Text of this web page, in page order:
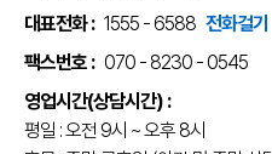
대표전화 : 1555 - 6588 전화걸기
팩스번호 : 070 - 8230 - 0545
영업시간(상담시간) :
평일 : 오전 9시 ~ 오후 8시